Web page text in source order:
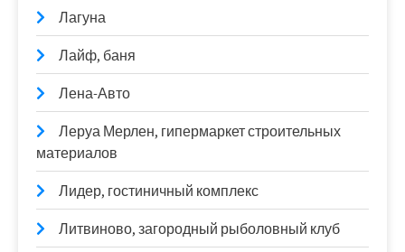
Лагуна
Лайф, баня
Лена-Авто
Леруа Мерлен, гипермаркет строительных
материалов
Лидер, гостиничный комплекс
Литвиново, загородный рыболовный клуб